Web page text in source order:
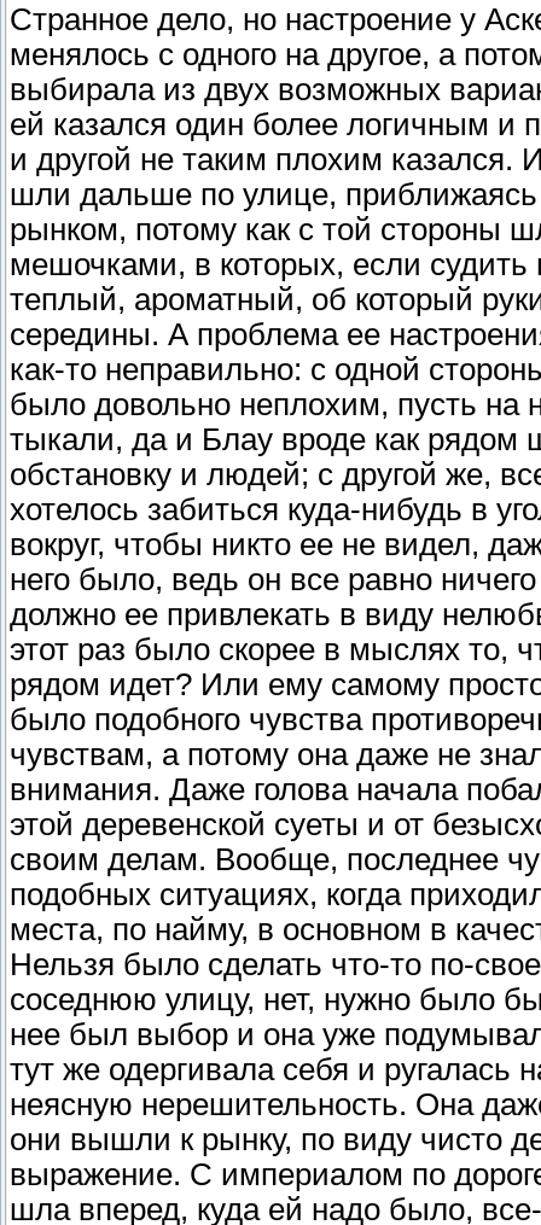
Странное дело, но настроение у
менялось с одного на другое, а
выбирала из двух возможных
ей казался один более логичным
и другой не таким плохим казался.
шли дальше по улице,
рынком, потому как с той стороны
мешочками, в которых, если
теплый, ароматный, об который
середины. А проблема ее
как-то неправильно: с одной
было довольно неплохим, пусть на
тыкали, да и Блау вроде как
обстановку и людей; с другой же,
хотелось забиться куда-нибудь в
вокруг, чтобы никто ее не видел,
него было, ведь он все равно
должно ее привлекать в виду
этот раз было скорее в мыслях то,
рядом идет? Или ему самому
было подобного чувства
чувствам, а потому она даже не
внимания. Даже голова начала
этой деревенской суеты и от
своим делам. Вообще, последнее
подобных ситуациях, когда
места, по найму, в основном в
Нельзя было сделать что-то по-
соседнюю улицу, нет, нужно было
нее был выбор и она уже
тут же одергивала себя и ругалась
неясную нерешительность. Она
они вышли к рынку, по виду чисто
выражение. С империалом по
шла вперед, куда ей надо было,